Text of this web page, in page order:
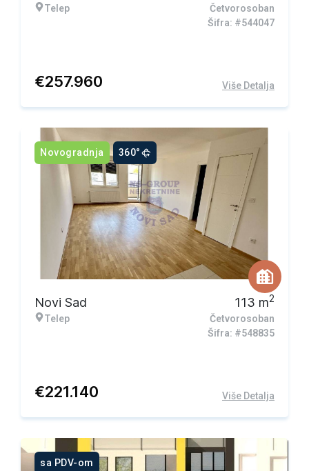
Telep
Četvorosoban
Šifra: #544047
€257.960 Više Detalja
Novogradnja 360°
Novi Sad
Telep
113 m2
Četvorosoban
Šifra: #548835
€221.140 Više Detalja
sa PDV-om